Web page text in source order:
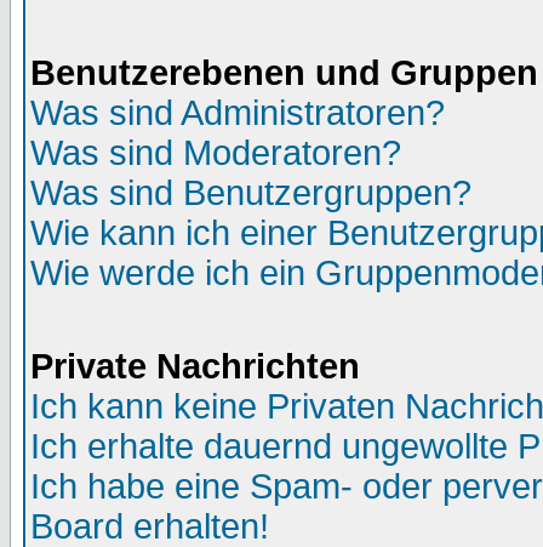
Benutzerebenen und Gruppen
Was sind Administratoren?
Was sind Moderatoren?
Was sind Benutzergruppen?
Wie kann ich einer
Wie werde ich ein
Private Nachrichten
Ich kann keine Privaten
Ich erhalte dauernd ungewollte
Ich habe eine Spam- oder
Board erhalten!